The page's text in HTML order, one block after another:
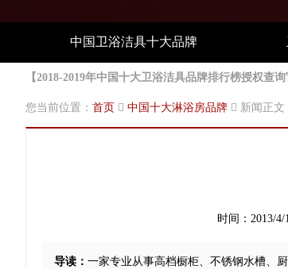
中国卫浴洁具十大品牌
【2018-2019年中国十大卫浴洁具品牌排行榜授权
您当前位置： 首页 中国十大淋浴房品牌 新闻正文
时间：2013/4/
导读： 一家专业从事高档橱柜、不锈钢水槽、